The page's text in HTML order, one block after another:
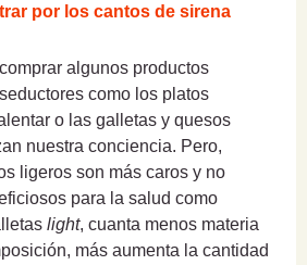
por los cantos de sirena
algunos productos
como los platos
o las galletas y quesos
nuestra conciencia. Pero,
ligeros son más caros y no
para la salud como
light, cuanta menos materia
más aumenta la cantidad